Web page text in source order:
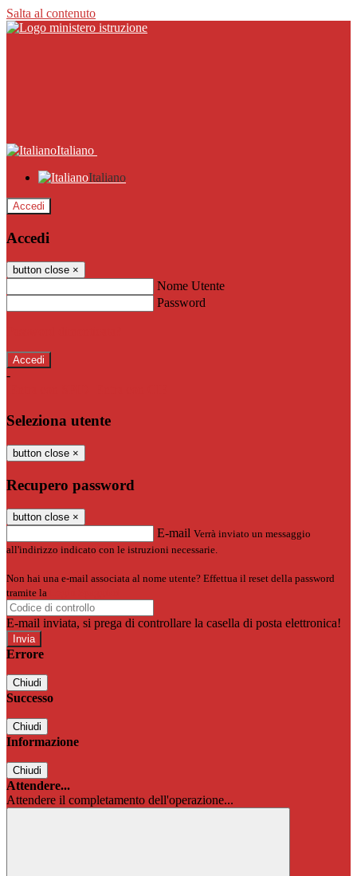
Salta al contenuto
Italiano
Italiano
Accedi
Accedi
button close ×
Nome Utente
Password
-
Seleziona utente
button close ×
Recupero password
button close ×
E-mail Verrà inviato un messaggio
all'indirizzo indicato con le istruzioni necessarie.
Non hai una e-mail associata al nome utente? Effettua il reset della password
tramite la
E-mail inviata, si prega di controllare la casella di posta elettronica!
Errore
Chiudi
Successo
Chiudi
Informazione
Chiudi
Attendere...
Attendere il completamento dell'operazione...